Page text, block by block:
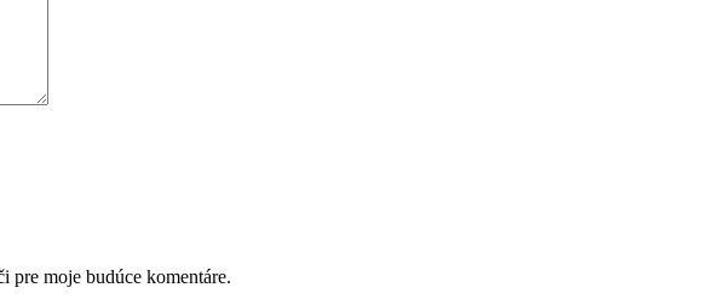
pre moje budúce komentáre.